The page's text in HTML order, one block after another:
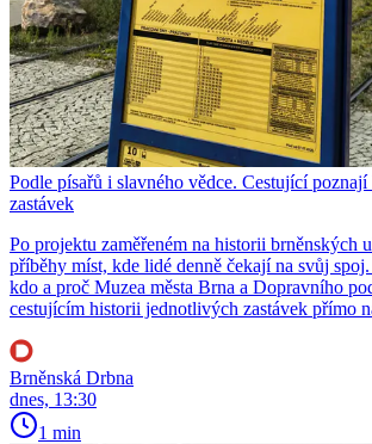
Podle písařů i slavného vědce. Cestující
zastávek
Po projektu zaměřeném na historii brněnských
příběhy míst, kde lidé denně čekají na svůj
kdo a proč Muzea města Brna a Dopravního
cestujícím historii jednotlivých zastávek přímo
Brněnská Drbna
dnes, 13:30
1 min